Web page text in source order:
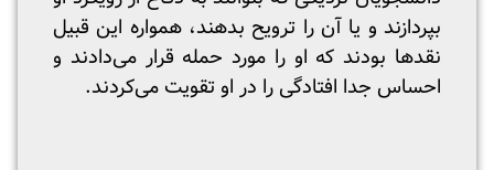
بپردازند و یا آن را ترویح بدهند، همواره این قبیل
نقدها بودند که او را مورد حمله قرار می‌دادند و
احساس جدا افتادگی را در او تقویت می‌کردند.